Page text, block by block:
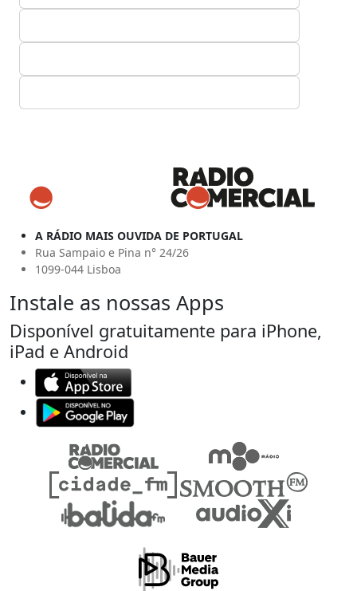
A RÁDIO MAIS OUVIDA DE PORTUGAL
Rua Sampaio e Pina n° 24/26
1099-044 Lisboa
Instale as nossas Apps
Disponível gratuitamente para iPhone,
iPad e Android